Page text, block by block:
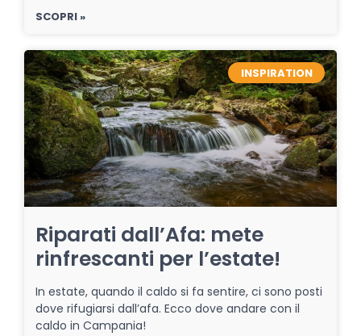
SCOPRI »
INSPIRATION
Riparati dall’Afa: mete
rinfrescanti per l’estate!
In estate, quando il caldo si fa sentire, ci sono posti
dove rifugiarsi dall’afa. Ecco dove andare con il
caldo in Campania!